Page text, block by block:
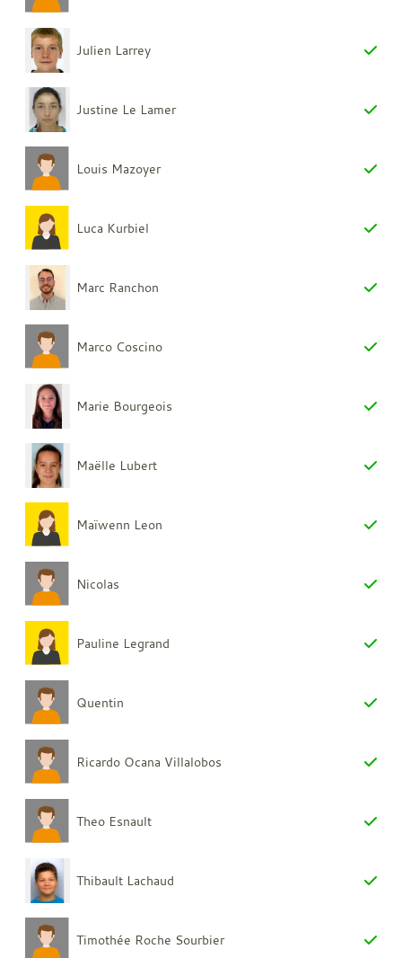
Julien Larrey
Justine Le Lamer
Louis Mazoyer
Luca Kurbiel
Marc Ranchon
Marco Coscino
Marie Bourgeois
Maëlle Lubert
Maïwenn Leon
Nicolas
Pauline Legrand
Quentin
Ricardo Ocana Villalobos
Theo Esnault
Thibault Lachaud
Timothée Roche Sourbier